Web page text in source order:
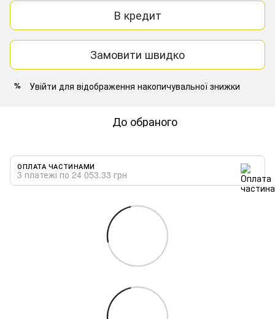
В кредит
Замовити швидко
% Увійти для відображення накопичувальної знижки
До обраного
ОПЛАТА ЧАСТИНАМИ
3 платежі по 24 053.33 грн